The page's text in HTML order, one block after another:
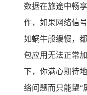
数据在旅途中畅
作，如果网络信
如蜗牛般缓慢，
包应用无法正常
下，你满心期待
络问题而只能望“